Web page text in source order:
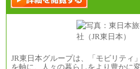
JR東日本グループは、「モビリティ
を軸に、人々の暮らしをより豊かに